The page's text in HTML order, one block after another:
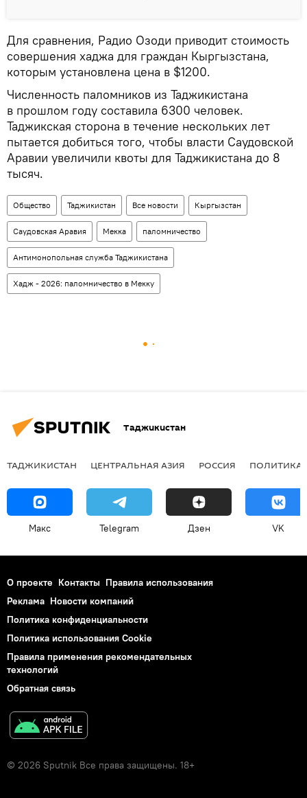
Для сравнения, Радио Озоди приводит стоимость
совершения хаджа для граждан Кыргызстана,
которым установлена цена в $1200.
Численность паломников из Таджикистана
в прошлом году составила 6300 человек.
Таджикская сторона в течение нескольких лет
пытается добиться того, чтобы власти Саудовской
Аравии увеличили квоты для Таджикистана до 8
тысяч.
Общество Таджикистан Все новости Кыргызстан
Саудовская Аравия Мекка паломничество
Антимонопольная служба Таджикистана
Хадж - 2026: паломничество в Мекку
Таджикистан
ТАДЖИКИСТАН ЦЕНТРАЛЬНАЯ АЗИЯ РОССИЯ ПОЛИТИКА
Макс Telegram Дзен VK
О проекте Контакты Правила использования
Реклама Новости компаний
Политика конфиденциальности
Политика использования Cookie
Правила применения рекомендательных
технологий
Обратная связь
© 2026 Sputnik Все права защищены. 18+